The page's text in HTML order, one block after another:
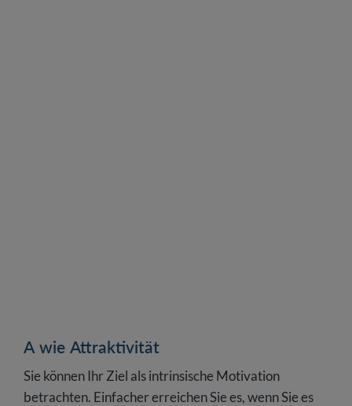
A wie Attraktivität
Sie können Ihr Ziel als intrinsische Motivation
betrachten. Einfacher erreichen Sie es, wenn Sie es